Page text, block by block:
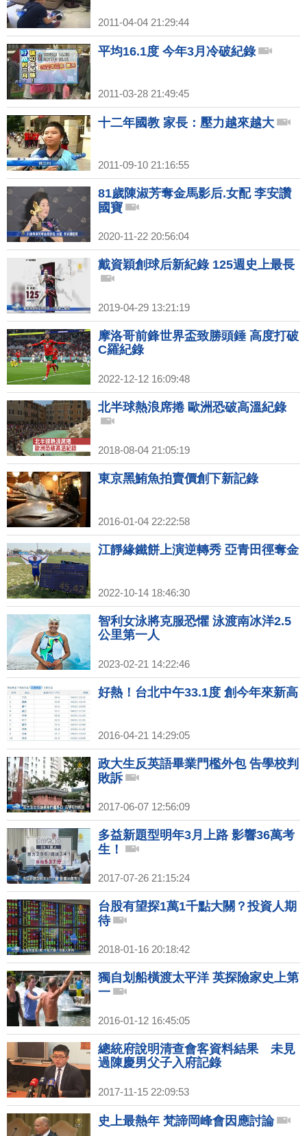
2011-04-04 21:29:44
平均16.1度 今年3月冷破紀錄
2011-03-28 21:49:45
十二年國教 家長：壓力越來越大
2011-09-10 21:16:55
81歲陳淑芳奪金馬影后.女配 李安讚
國寶
2020-11-22 20:56:04
戴資穎創球后新紀錄 125週史上最長
2019-04-29 13:21:19
摩洛哥前鋒世界盃致勝頭錘 高度打破
C羅紀錄
2022-12-12 16:09:48
北半球熱浪席捲 歐洲恐破高溫紀錄
2018-08-04 21:05:19
東京黑鮪魚拍賣價創下新記錄
2016-01-04 22:22:58
江靜緣鐵餅上演逆轉秀 亞青田徑奪金
2022-10-14 18:46:30
智利女泳將克服恐懼 泳渡南冰洋2.5
公里第一人
2023-02-21 14:22:46
好熱！台北中午33.1度 創今年來新高
2016-04-21 14:29:05
政大生反英語畢業門檻外包 告學校判
敗訴
2017-06-07 12:56:09
多益新題型明年3月上路 影響36萬考
生！
2017-07-26 21:15:24
台股有望探1萬1千點大關？投資人期
待
2018-01-16 20:18:42
獨自划船橫渡太平洋 英探險家史上第
一
2016-01-12 16:45:05
總統府說明清查會客資料結果 未見
過陳慶男父子入府記錄
2017-11-15 22:09:53
史上最熱年 梵諦岡峰會因應討論